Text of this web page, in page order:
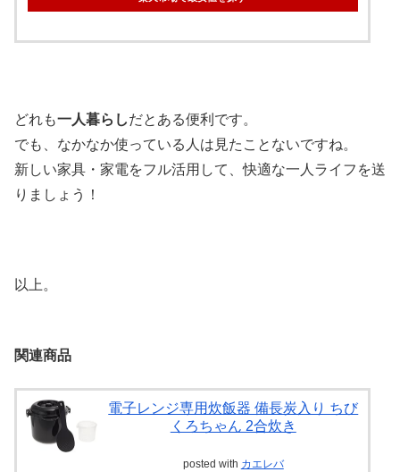
どれも一人暮らしだとある便利です。
でも、なかなか使っている人は見たことないですね。
新しい家具・家電をフル活用して、快適な一人ライフを送
りましょう！
以上。
関連商品
電子レンジ専用炊飯器 備長炭入り ちび
くろちゃん 2合炊き
posted with カエレバ